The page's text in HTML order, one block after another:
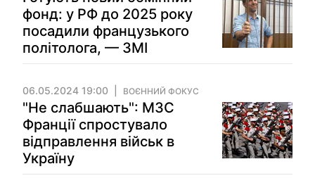
фонд: у РФ до 2025 року
посадили французького
політолога, — ЗМІ
06.05.2024 19:00 ВОЄННИЙ ФОКУС
"Не слабшають": МЗС
Франції спростувало
відправлення військ в
Україну